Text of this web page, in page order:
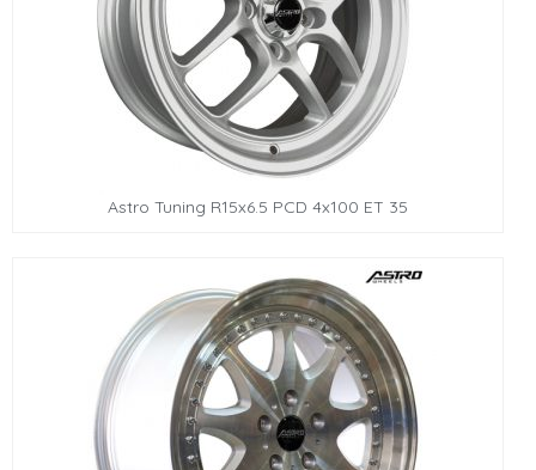
Astro Tuning R15x6.5 PCD 4x100 ET 35